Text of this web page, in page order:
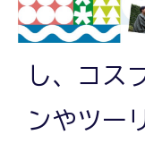
し、コス
ンやツー